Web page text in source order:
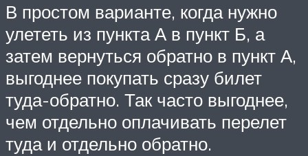
В простом варианте, когда нужно
улететь из пункта А в пункт Б, а
затем вернуться обратно в пункт А,
выгоднее покупать сразу билет
туда-обратно. Так часто выгоднее,
чем отдельно оплачивать перелет
туда и отдельно обратно.